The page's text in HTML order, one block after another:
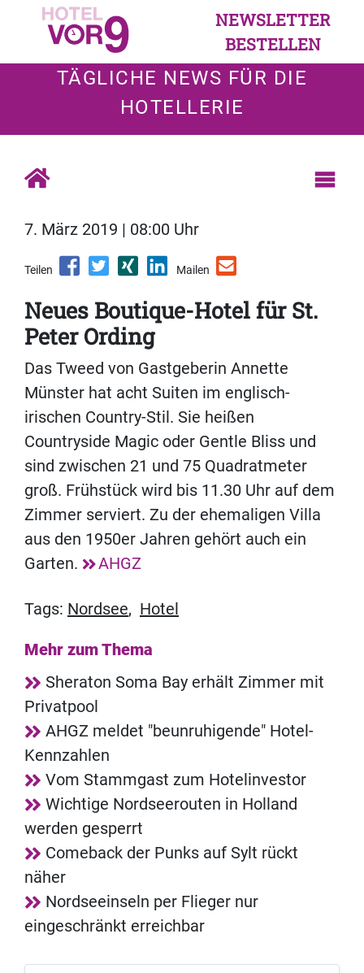
NEWSLETTER
BESTELLEN
TÄGLICHE NEWS FÜR DIE
HOTELLERIE
7. März 2019 | 08:00 Uhr
Teilen Mailen
Neues Boutique-Hotel für St.
Peter Ording
Das Tweed von Gastgeberin Annette
Münster hat acht Suiten im englisch-
irischen Country-Stil. Sie heißen
Countryside Magic oder Gentle Bliss und
sind zwischen 21 und 75 Quadratmeter
groß. Frühstück wird bis 11.30 Uhr auf dem
Zimmer serviert. Zu der ehemaligen Villa
aus den 1950er Jahren gehört auch ein
Garten.
AHGZ
Tags: Nordsee, Hotel
Mehr zum Thema
Sheraton Soma Bay erhält Zimmer mit
Privatpool
AHGZ meldet "beunruhigende" Hotel-
Kennzahlen
Vom Stammgast zum Hotelinvestor
Wichtige Nordseerouten in Holland
werden gesperrt
Comeback der Punks auf Sylt rückt
näher
Nordseeinseln per Flieger nur
eingeschränkt erreichbar